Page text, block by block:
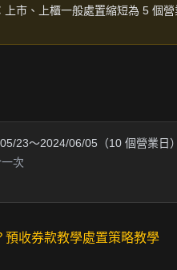
上市、上櫃一般處置縮短為 5 個
23～2024/06/05（10 個營業日）
次
預收券款教學處置策略教學